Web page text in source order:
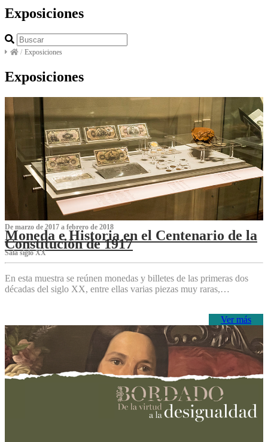
Exposiciones
/ Exposiciones
Exposiciones
De marzo de 2017 a febrero de 2018
Moneda e Historia en el Centenario de la
Constitución de 1917
Sala siglo XX
En esta muestra se reúnen monedas y billetes de las primeras dos
décadas del siglo XX, entre ellas varias piezas muy raras,…
Ver más